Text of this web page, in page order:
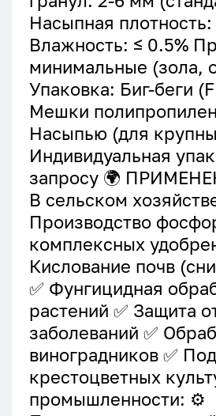
Насыпная
Влажность: ≤ 0.5%
минимальные (зола,
Упаковка: Биг-беги
Мешки
Насыпью (для
Индивидуальная
запросу 🌍
В сельском
Производство
комплексных
Кислование почв
✅ Фунгицидная
растений ✅ Защита
заболеваний ✅
виноградников ✅
крестоцветных
промышленности: ⚙️